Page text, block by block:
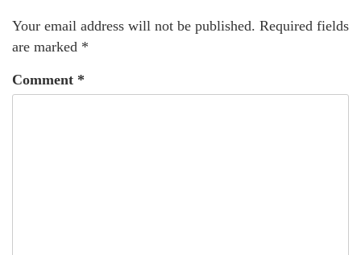
Your email address will not be published. Required fields
are marked *
Comment *